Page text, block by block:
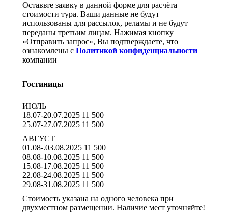
Оставьте заявку в данной форме для расчёта
стоимости тура. Ваши данные не будут
использованы для рассылок, реламы и не будут
переданы третьим лицам. Нажимая кнопку
«Отправить запрос», Вы подтверждаете, что
ознакомлены с Политикой конфиденциальности
компании
Гостиницы
ИЮЛЬ
18.07-20.07.2025 11 500
25.07-27.07.2025 11 500
АВГУСТ
01.08-.03.08.2025 11 500
08.08-10.08.2025 11 500
15.08-17.08.2025 11 500
22.08-24.08.2025 11 500
29.08-31.08.2025 11 500
Стоимость указана на одного человека при
двухместном размещении. Наличие мест уточняйте!